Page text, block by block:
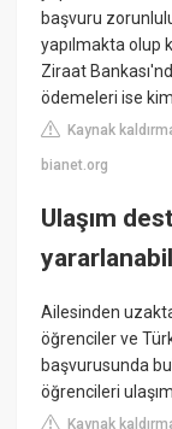
başvuru
yapılmakta olup
Ziraat
ödemeleri ise
Kaynak
bianet.org
Ulaşım
Ailesinden
öğrenciler ve
başvurusunda
öğrencileri
Kaynak